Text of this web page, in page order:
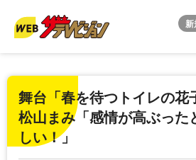
舞台「春を待つトイレの花
松山まみ「感情が高ぶった
しい！」